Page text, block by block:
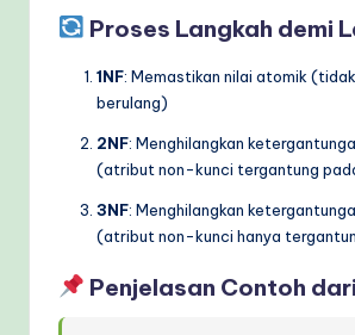
Proses Langkah demi
1NF: Memastikan nilai atomik
berulang)
2NF: Menghilangkan
(atribut non-kunci tergantung
3NF: Menghilangkan
(atribut non-kunci hanya
Penjelasan Contoh